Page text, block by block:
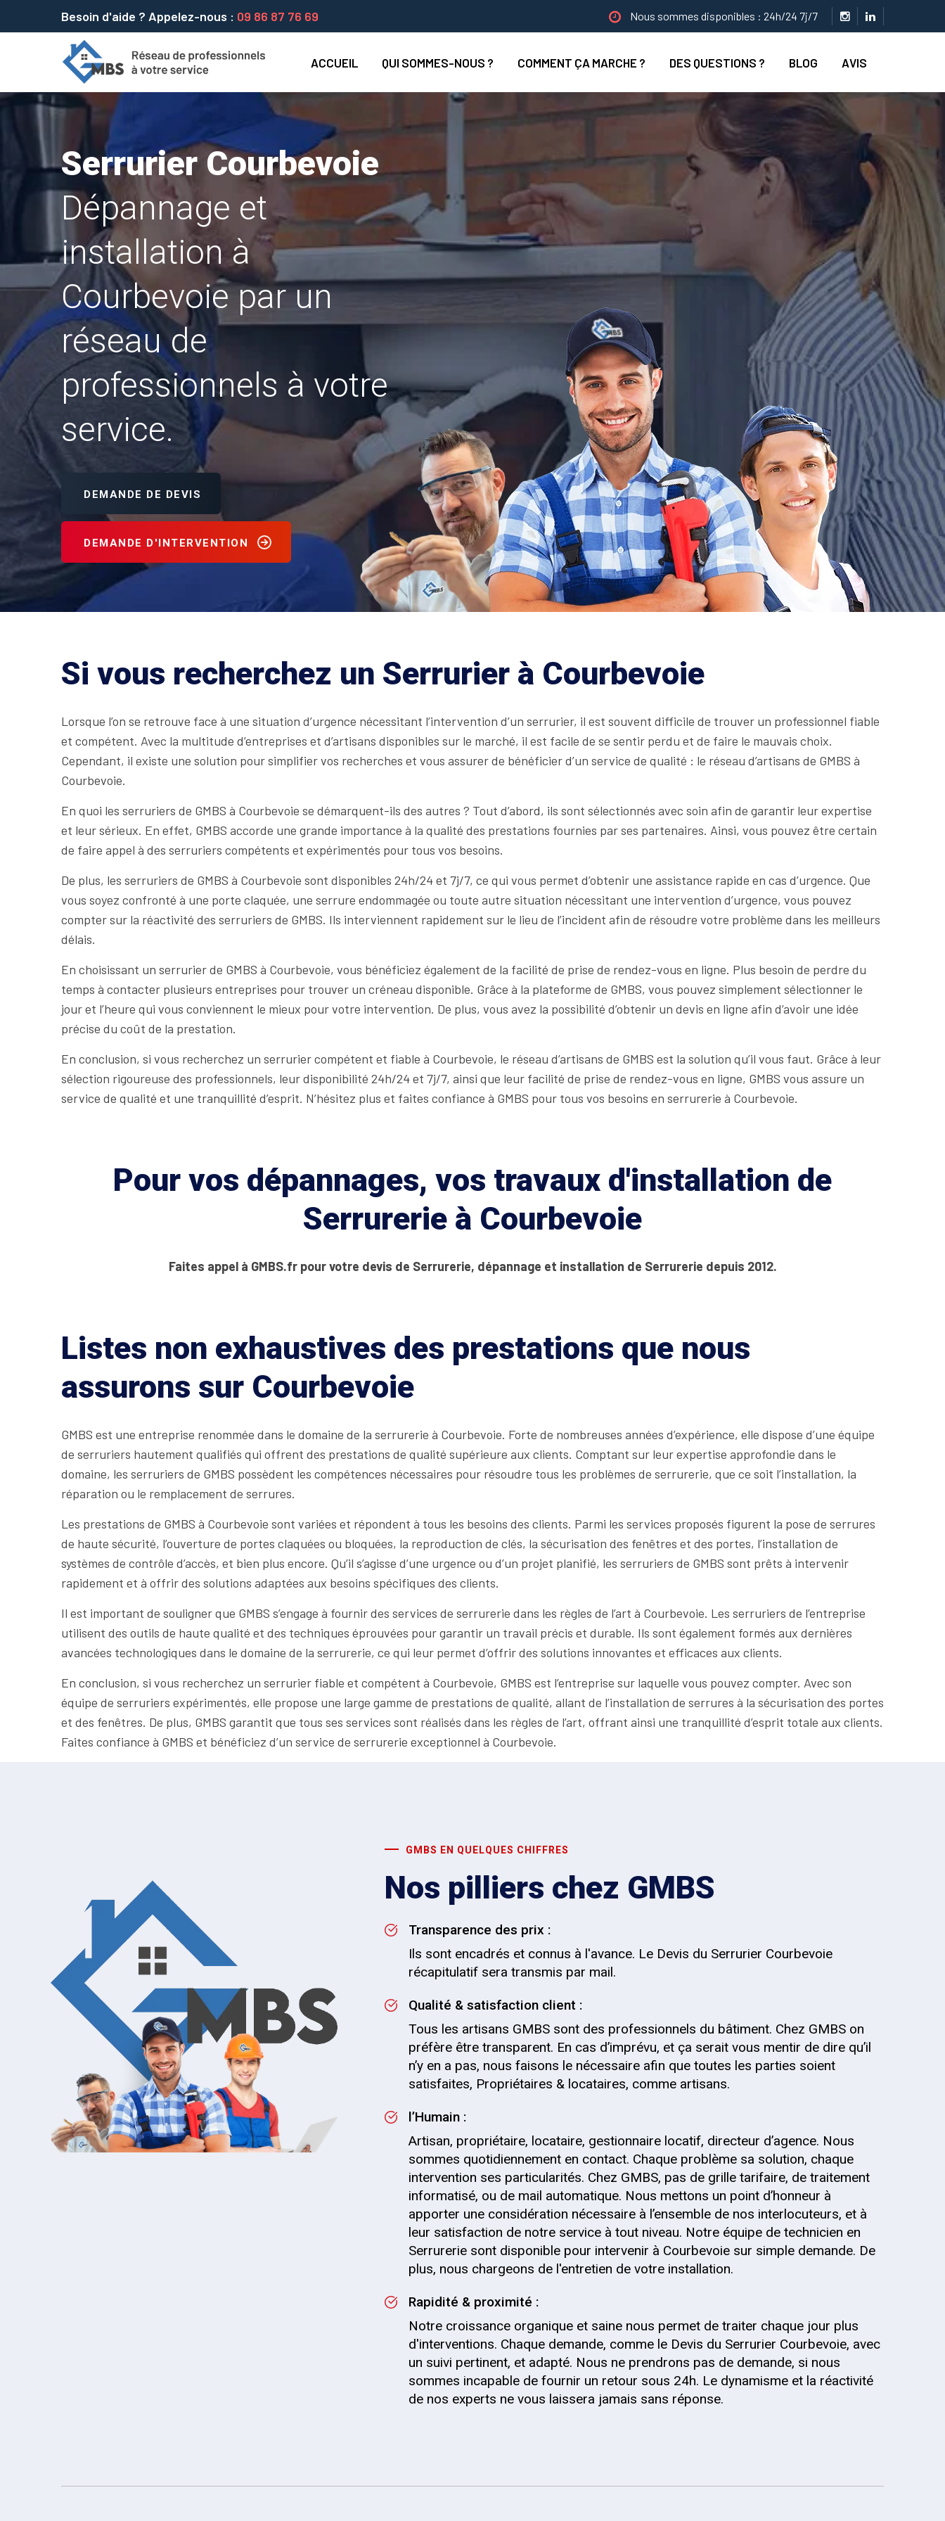
Besoin d'aide ? Appelez-nous : 09 86 87 76 69 Nous sommes disponibles : 24h/24 7j/7
ACCUEIL QUI SOMMES-NOUS ? COMMENT ÇA MARCHE ? DES QUESTIONS ? BLOG AVIS
Serrurier Courbevoie
Dépannage et
installation à
Courbevoie par un
réseau de
professionnels à votre
service.
DEMANDE DE DEVIS
DEMANDE D'INTERVENTION
Si vous recherchez un Serrurier à Courbevoie
Lorsque l’on se retrouve face à une situation d’urgence nécessitant l’intervention d’un serrurier, il est souvent difficile de trouver un professionnel fiable
et compétent. Avec la multitude d’entreprises et d’artisans disponibles sur le marché, il est facile de se sentir perdu et de faire le mauvais choix.
Cependant, il existe une solution pour simplifier vos recherches et vous assurer de bénéficier d’un service de qualité : le réseau d’artisans de GMBS à
Courbevoie.
En quoi les serruriers de GMBS à Courbevoie se démarquent-ils des autres ? Tout d’abord, ils sont sélectionnés avec soin afin de garantir leur expertise
et leur sérieux. En effet, GMBS accorde une grande importance à la qualité des prestations fournies par ses partenaires. Ainsi, vous pouvez être certain
de faire appel à des serruriers compétents et expérimentés pour tous vos besoins.
De plus, les serruriers de GMBS à Courbevoie sont disponibles 24h/24 et 7j/7, ce qui vous permet d’obtenir une assistance rapide en cas d’urgence. Que
vous soyez confronté à une porte claquée, une serrure endommagée ou toute autre situation nécessitant une intervention d’urgence, vous pouvez
compter sur la réactivité des serruriers de GMBS. Ils interviennent rapidement sur le lieu de l’incident afin de résoudre votre problème dans les meilleurs
délais.
En choisissant un serrurier de GMBS à Courbevoie, vous bénéficiez également de la facilité de prise de rendez-vous en ligne. Plus besoin de perdre du
temps à contacter plusieurs entreprises pour trouver un créneau disponible. Grâce à la plateforme de GMBS, vous pouvez simplement sélectionner le
jour et l’heure qui vous conviennent le mieux pour votre intervention. De plus, vous avez la possibilité d’obtenir un devis en ligne afin d’avoir une idée
précise du coût de la prestation.
En conclusion, si vous recherchez un serrurier compétent et fiable à Courbevoie, le réseau d’artisans de GMBS est la solution qu’il vous faut. Grâce à leur
sélection rigoureuse des professionnels, leur disponibilité 24h/24 et 7j/7, ainsi que leur facilité de prise de rendez-vous en ligne, GMBS vous assure un
service de qualité et une tranquillité d’esprit. N’hésitez plus et faites confiance à GMBS pour tous vos besoins en serrurerie à Courbevoie.
Pour vos dépannages, vos travaux d'installation de
Serrurerie à Courbevoie
Faites appel à GMBS.fr pour votre devis de Serrurerie, dépannage et installation de Serrurerie depuis 2012.
Listes non exhaustives des prestations que nous
assurons sur Courbevoie
GMBS est une entreprise renommée dans le domaine de la serrurerie à Courbevoie. Forte de nombreuses années d’expérience, elle dispose d’une équipe
de serruriers hautement qualifiés qui offrent des prestations de qualité supérieure aux clients. Comptant sur leur expertise approfondie dans le
domaine, les serruriers de GMBS possèdent les compétences nécessaires pour résoudre tous les problèmes de serrurerie, que ce soit l’installation, la
réparation ou le remplacement de serrures.
Les prestations de GMBS à Courbevoie sont variées et répondent à tous les besoins des clients. Parmi les services proposés figurent la pose de serrures
de haute sécurité, l’ouverture de portes claquées ou bloquées, la reproduction de clés, la sécurisation des fenêtres et des portes, l’installation de
systèmes de contrôle d’accès, et bien plus encore. Qu’il s’agisse d’une urgence ou d’un projet planifié, les serruriers de GMBS sont prêts à intervenir
rapidement et à offrir des solutions adaptées aux besoins spécifiques des clients.
Il est important de souligner que GMBS s’engage à fournir des services de serrurerie dans les règles de l’art à Courbevoie. Les serruriers de l’entreprise
utilisent des outils de haute qualité et des techniques éprouvées pour garantir un travail précis et durable. Ils sont également formés aux dernières
avancées technologiques dans le domaine de la serrurerie, ce qui leur permet d’offrir des solutions innovantes et efficaces aux clients.
En conclusion, si vous recherchez un serrurier fiable et compétent à Courbevoie, GMBS est l’entreprise sur laquelle vous pouvez compter. Avec son
équipe de serruriers expérimentés, elle propose une large gamme de prestations de qualité, allant de l’installation de serrures à la sécurisation des portes
et des fenêtres. De plus, GMBS garantit que tous ses services sont réalisés dans les règles de l’art, offrant ainsi une tranquillité d’esprit totale aux clients.
Faites confiance à GMBS et bénéficiez d’un service de serrurerie exceptionnel à Courbevoie.
GMBS EN QUELQUES CHIFFRES
Nos pilliers chez GMBS
Transparence des prix :
Ils sont encadrés et connus à l'avance. Le Devis du Serrurier Courbevoie
récapitulatif sera transmis par mail.
Qualité & satisfaction client :
Tous les artisans GMBS sont des professionnels du bâtiment. Chez GMBS on
préfère être transparent. En cas d’imprévu, et ça serait vous mentir de dire qu’il
n’y en a pas, nous faisons le nécessaire afin que toutes les parties soient
satisfaites, Propriétaires & locataires, comme artisans.
l’Humain :
Artisan, propriétaire, locataire, gestionnaire locatif, directeur d’agence. Nous
sommes quotidiennement en contact. Chaque problème sa solution, chaque
intervention ses particularités. Chez GMBS, pas de grille tarifaire, de traitement
informatisé, ou de mail automatique. Nous mettons un point d’honneur à
apporter une considération nécessaire à l’ensemble de nos interlocuteurs, et à
leur satisfaction de notre service à tout niveau. Notre équipe de technicien en
Serrurerie sont disponible pour intervenir à Courbevoie sur simple demande. De
plus, nous chargeons de l'entretien de votre installation.
Rapidité & proximité :
Notre croissance organique et saine nous permet de traiter chaque jour plus
d'interventions. Chaque demande, comme le Devis du Serrurier Courbevoie, avec
un suivi pertinent, et adapté. Nous ne prendrons pas de demande, si nous
sommes incapable de fournir un retour sous 24h. Le dynamisme et la réactivité
de nos experts ne vous laissera jamais sans réponse.